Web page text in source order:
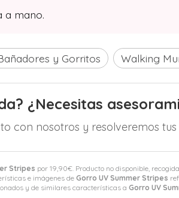
Stripes por 19,90€ . Producto no disponible,
e imágenes de Gorro UV Summer Stripes
y de similares características a Gorro UV
a mano.
y Gorritos Walking
¿Necesitas
con nosotros y resolveremos tus